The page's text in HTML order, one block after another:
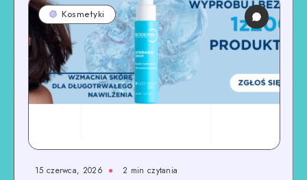
Kosmetyki
15 czerwca, 2026 2 min czytania